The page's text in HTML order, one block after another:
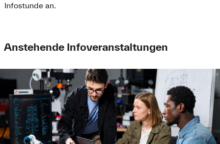
Infostunde an.
Anstehende Infoveranstaltungen